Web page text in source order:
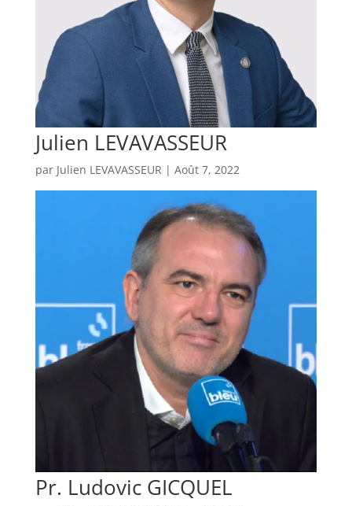
Julien LEVAVASSEUR
par Julien LEVAVASSEUR | Août 7, 2022
Pr. Ludovic GICQUEL